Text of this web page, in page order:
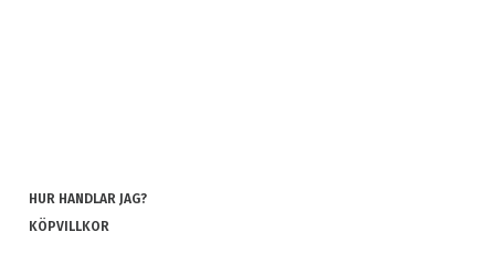
HUR HANDLAR JAG?
KÖPVILLKOR